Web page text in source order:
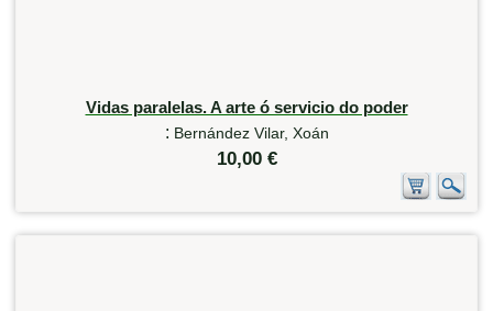
Vidas paralelas. A arte ó servicio do poder
: Bernández Vilar, Xoán
10,00 €